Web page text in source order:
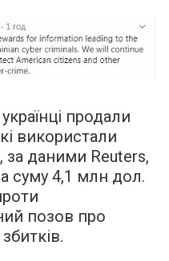
продали
використали
за даними Reuters,
суму 4,1 млн дол.
позов про